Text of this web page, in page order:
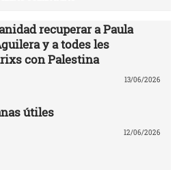
recuperar a Paula
y a todes les
con Palestina
13/06/2026
útiles
12/06/2026